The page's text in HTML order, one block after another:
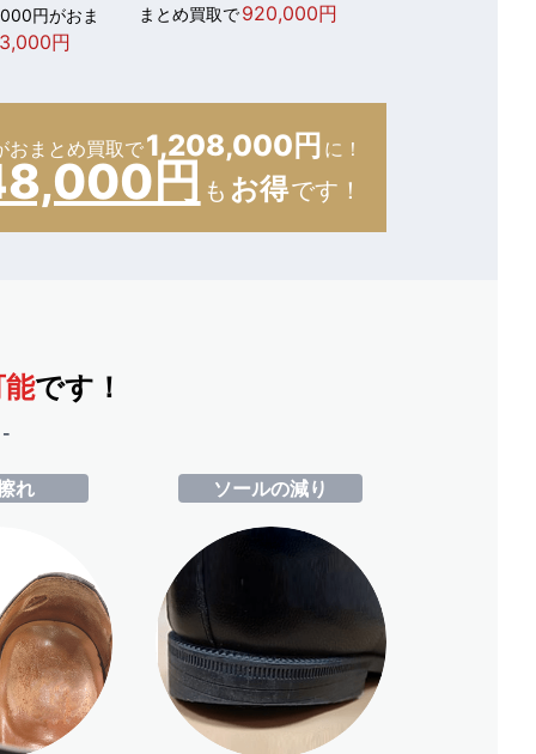
円がおま
円
まとめ買取で920,000円
おまとめ買取で1,208,000円 に！
円 も お得です！
です！
-
れ ソールの減り